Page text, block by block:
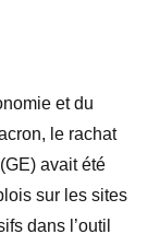
et du
le rachat
avait été
sur les sites
dans l’outil